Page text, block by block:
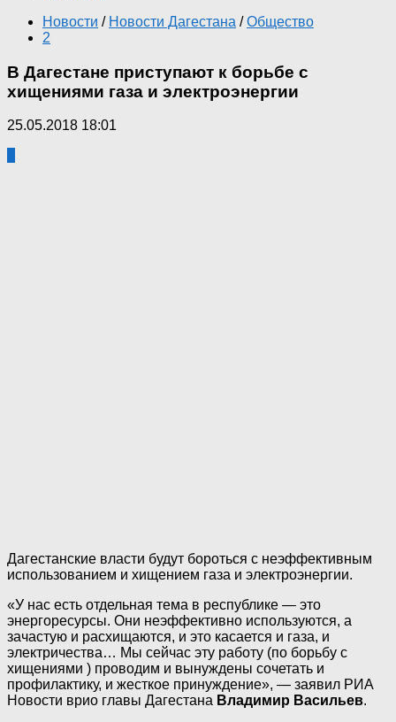
Новости / Новости Дагестана / Общество
2
В Дагестане приступают к борьбе с
хищениями газа и электроэнергии
25.05.2018 18:01
Дагестанские власти будут бороться с неэффективным
использованием и хищением газа и электроэнергии.
«У нас есть отдельная тема в республике — это
энергоресурсы. Они неэффективно используются, а
зачастую и расхищаются, и это касается и газа, и
электричества… Мы сейчас эту работу (по борьбу с
хищениями ) проводим и вынуждены сочетать и
профилактику, и жесткое принуждение», — заявил РИА
Новости врио главы Дагестана Владимир Васильев.